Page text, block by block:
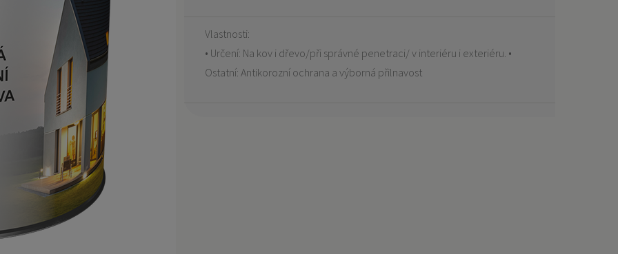
Vlastnosti:
• Určení: Na kov i dřevo/při správné penetraci/ v interiéru i exteriéru. •
Ostatní: Antikorozní ochrana a výborná přilnavost